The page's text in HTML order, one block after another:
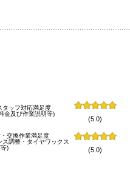
タッフ対応満足度
金及び作業説明等)
(5.0)
交換作業満足度
ス調整・タイヤワックス
)
(5.0)